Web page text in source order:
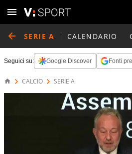
SERIE A CALENDARIO
Seguici su: Google Discover Fonti
CALCIO SERIE A